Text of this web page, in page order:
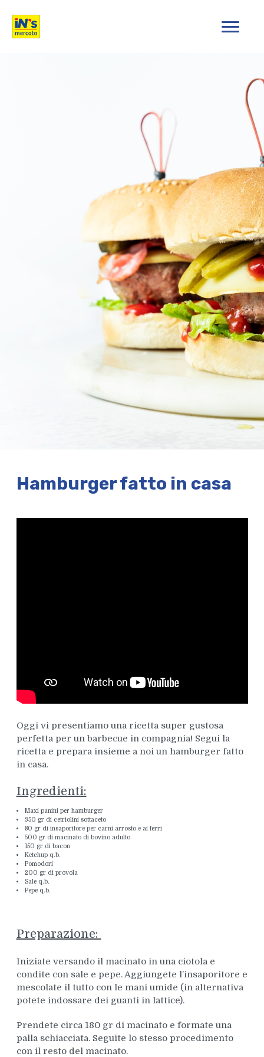
iN's Mercato
Hamburger fatto in casa
Oggi vi presentiamo una ricetta super gustosa
perfetta per un barbecue in compagnia! Segui la
ricetta e prepara insieme a noi un hamburger fatto
in casa.
Ingredienti:
Maxi panini per hamburger
350 gr di cetriolini sottaceto
80 gr di insaporitore per carni arrosto e ai ferri
500 gr di macinato di bovino adulto
150 gr di bacon
Ketchup q.b.
Pomodori
200 gr di provola
Sale q.b.
Pepe q.b.
Preparazione:
Iniziate versando il macinato in una ciotola e
condite con sale e pepe. Aggiungete l’insaporitore e
mescolate il tutto con le mani umide (in alternativa
potete indossare dei guanti in lattice).
Prendete circa 180 gr di macinato e formate una
palla schiacciata. Seguite lo stesso procedimento
con il resto del macinato.